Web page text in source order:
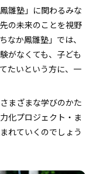
雛塾」に関わるみな
の未来のことを視野
なか鳳雛塾」では、
がなくても、子ども
たいという方に、一
まざまな学びのかた
化プロジェクト・ま
れていくのでしょう